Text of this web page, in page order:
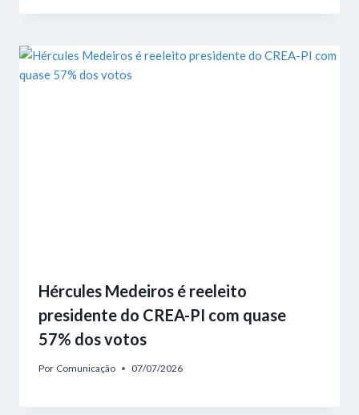
Hércules Medeiros é reeleito
presidente do CREA-PI com quase
57% dos votos
Por Comunicação 07/07/2026